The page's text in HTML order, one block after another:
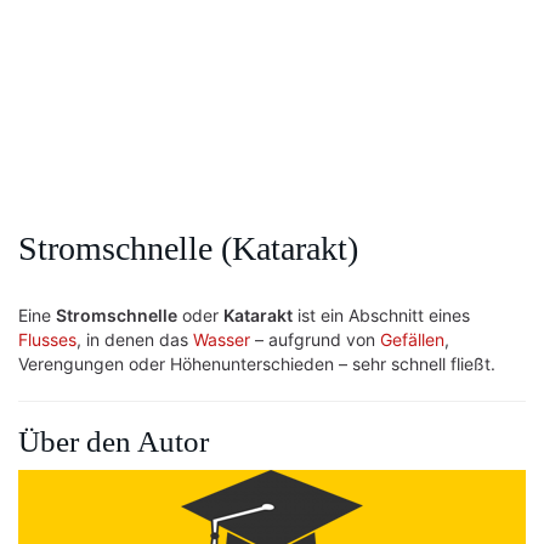
Stromschnelle (Katarakt)
Eine Stromschnelle oder Katarakt ist ein Abschnitt eines
Flusses, in denen das Wasser – aufgrund von Gefällen,
Verengungen oder Höhenunterschieden – sehr schnell fließt.
Über den Autor